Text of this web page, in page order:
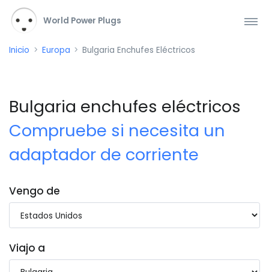
World Power Plugs
Inicio Europa Bulgaria Enchufes Eléctricos
Bulgaria enchufes eléctricos
Compruebe si necesita un
adaptador de corriente
Vengo de
Viajo a